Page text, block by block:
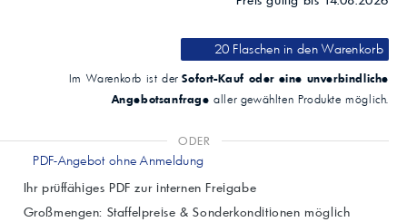
20 Flaschenin den Warenkorb
Im Warenkorb ist derSofort-Kauf oder eine unverbindliche
Angebotsanfrage aller gewählten Produkte möglich.
ODER
PDF-Angebot ohne Anmeldung
Ihr prüffähiges PDF zur internen Freigabe
Großmengen: Staffelpreise & Sonderkonditionen möglich